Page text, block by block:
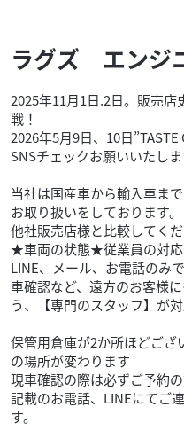
ラグズ エンジ
2025年11月1日.2日。販売店
戦！
2026年5月9日、10日”TASTE
SNSチェックお願いいたし
当社は国産車から輸入車ま
お取り扱いをしております。
他社販売店様と比較してくだ
★車両の状態★従業員の対
LINE、メール、お電話のみ
車確認など、遠方のお客様
う、【専門のスタッフ】が
保管用倉庫が2か所ほどござ
の場所が変わります
現車確認の際は必ずご予約
記載のお電話、LINEにてご
す。